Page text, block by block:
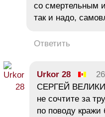
со смертельным
так и надо,
Ответить
Urkor 28
СЕРГЕЙ
не сочтите за
по поводу